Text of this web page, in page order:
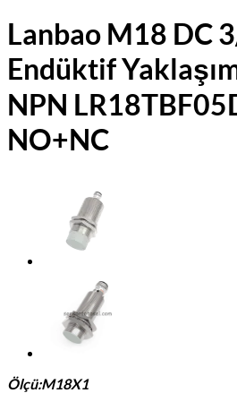
Lanbao M18 DC
Endüktif
NPN
NO+NC
Ölçü:M18X1